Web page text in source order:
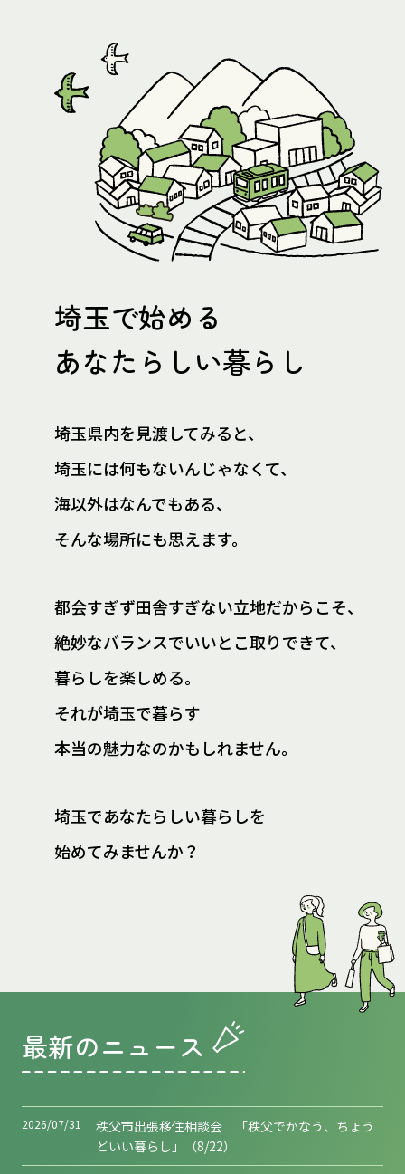
埼玉で始める
あなたらしい暮らし
埼玉県内を見渡してみると、
埼玉には何もないんじゃなくて、
海以外はなんでもある、
そんな場所にも思えます。
都会すぎず田舎すぎない立地だからこそ、
絶妙なバランスでいいとこ取りできて、
暮らしを楽しめる。
それが埼玉で暮らす
本当の魅力なのかもしれません。
埼玉であなたらしい暮らしを
始めてみませんか？
最新のニュース
2026/07/31
秩父市出張移住相談会 「秩父でかなう、ちょう
どいい暮らし」（8/22）